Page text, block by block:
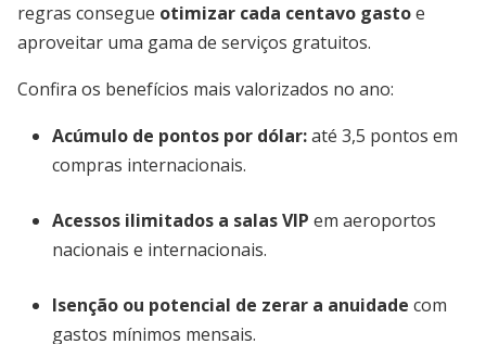
regras consegue otimizar cada centavo gastoe
aproveitar uma gama de serviços gratuitos.
Confira os benefícios mais valorizados no ano:
Acúmulo de pontos por dólar:até 3,5 pontos em
compras internacionais.
Acessos ilimitados a salas VIP em aeroportos
nacionais e internacionais.
Isenção ou potencial de zerar a anuidade com
gastos mínimos mensais.